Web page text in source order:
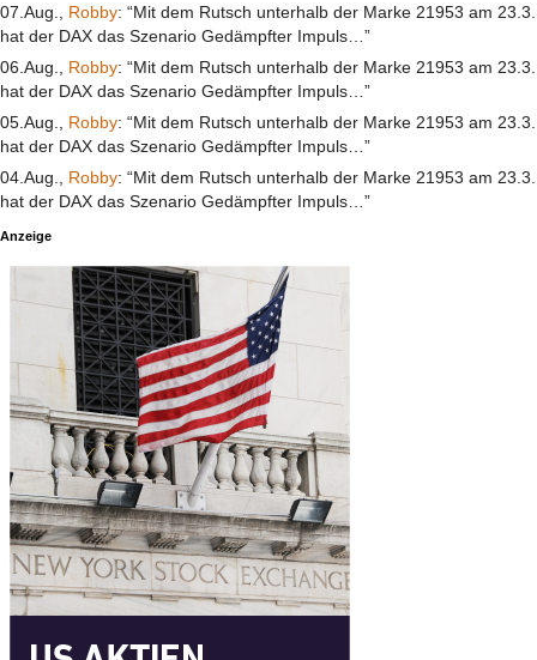
07.Aug., Robby: “Mit dem Rutsch unterhalb der Marke 21953 am 23.3.
hat der DAX das Szenario Gedämpfter Impuls…”
06.Aug., Robby: “Mit dem Rutsch unterhalb der Marke 21953 am 23.3.
hat der DAX das Szenario Gedämpfter Impuls…”
05.Aug., Robby: “Mit dem Rutsch unterhalb der Marke 21953 am 23.3.
hat der DAX das Szenario Gedämpfter Impuls…”
04.Aug., Robby: “Mit dem Rutsch unterhalb der Marke 21953 am 23.3.
hat der DAX das Szenario Gedämpfter Impuls…”
Anzeige